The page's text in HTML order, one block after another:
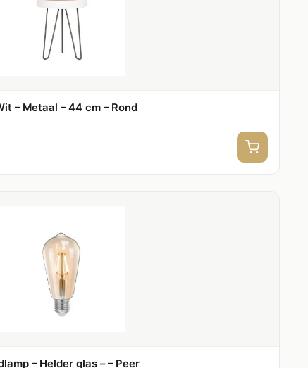
– Metaal – 44 cm – Rond
– Helder glas – – Peer